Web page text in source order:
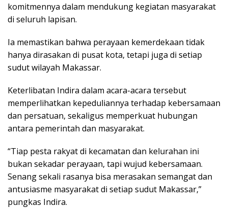
komitmennya dalam mendukung kegiatan masyarakat
di seluruh lapisan.
Ia memastikan bahwa perayaan kemerdekaan tidak
hanya dirasakan di pusat kota, tetapi juga di setiap
sudut wilayah Makassar.
Keterlibatan Indira dalam acara-acara tersebut
memperlihatkan kepeduliannya terhadap kebersamaan
dan persatuan, sekaligus memperkuat hubungan
antara pemerintah dan masyarakat.
“Tiap pesta rakyat di kecamatan dan kelurahan ini
bukan sekadar perayaan, tapi wujud kebersamaan.
Senang sekali rasanya bisa merasakan semangat dan
antusiasme masyarakat di setiap sudut Makassar,”
pungkas Indira.